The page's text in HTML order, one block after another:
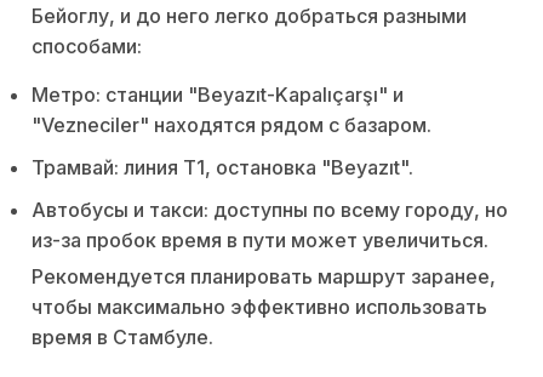
Бейоглу, и до него легко добраться разными
способами:
Метро: станции "Beyazıt-Kapalıçarşı" и
"Vezneciler" находятся рядом с базаром.
Трамвай: линия Т1, остановка "Beyazıt".
Автобусы и такси: доступны по всему городу, но
из-за пробок время в пути может увеличиться.
Рекомендуется планировать маршрут заранее,
чтобы максимально эффективно использовать
время в Стамбуле.